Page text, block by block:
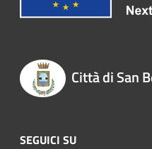
Città di San
SEGUICI SU